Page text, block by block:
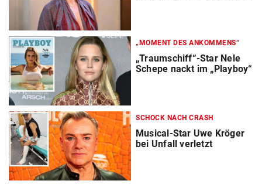
„MOMENT DES ANKOMMENS“
„Traumschiff“-Star Nele
Schepe nackt im „Playboy“
SCHOCK NACH CRASH
Musical-Star Uwe Kröger
bei Unfall verletzt